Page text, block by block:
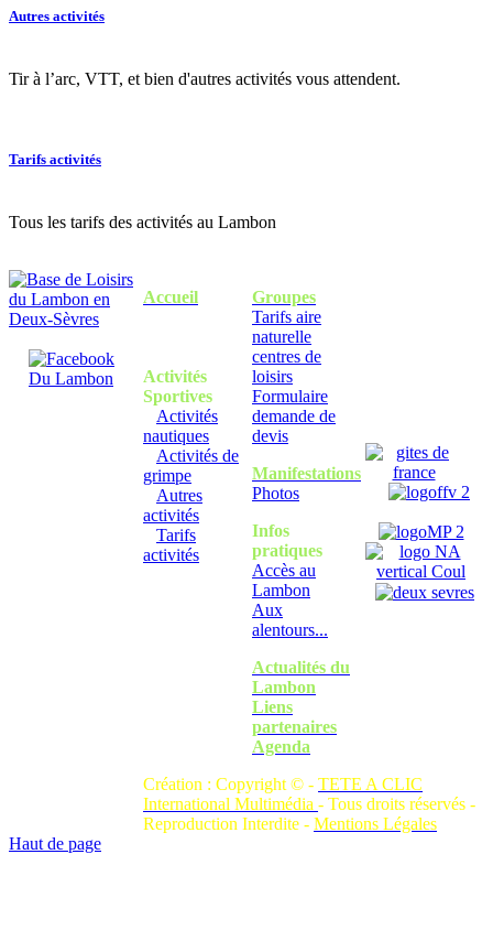
Autres activités
Tir à l’arc, VTT, et bien d'autres activités vous attendent.
Tarifs activités
Tous les tarifs des activités au Lambon
Accueil
Activités
Sportives
Activités
nautiques
Activités de
grimpe
Autres
activités
Tarifs
activités
Groupes
Tarifs aire
naturelle
centres de
loisirs
Formulaire
demande de
devis
Manifestations
Photos
Infos
pratiques
Accès au
Lambon
Aux
alentours...
Actualités du
Lambon
Liens
partenaires
Agenda
Création : Copyright © - TETE A CLIC
International Multimédia - Tous droits réservés -
Reproduction Interdite - Mentions Légales
Haut de page